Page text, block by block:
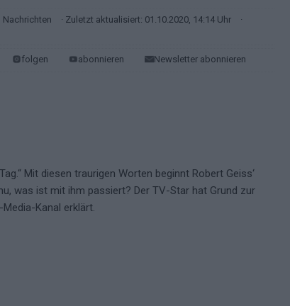
Favorit, Australien aufgestiegen – alle 25 Acts im Kurzcheck
Zahl zur Ikone wurde: 70 Jahre ESC-Wertungsgeschichte!
die Wettquoten – vier sicher, sechs zittern, einer chancenlos!
Nachrichten · Zuletzt aktualisiert: 01.10.2020, 14:14 Uhr ·
folgen abonnieren Newsletter abonnieren
Mit diesen traurigen Worten beginnt Robert Geiss‘
was ist mit ihm passiert? Der TV-Star hat Grund zur
Kanal erklärt.